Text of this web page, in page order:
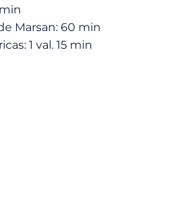
Marsan: 60 min
1 val. 15 min